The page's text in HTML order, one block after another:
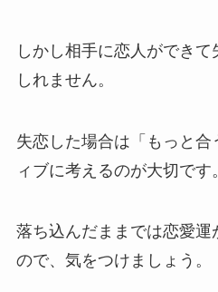
しかし相手に恋人ができ
しれません。
失恋した場合は「もっと
ィブに考えるのが大切です。
落ち込んだままでは恋愛運
ので、気をつけましょう。